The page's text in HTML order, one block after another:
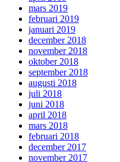
mars 2019
februari 2019
januari 2019
december 2018
november 2018
oktober 2018
september 2018
augusti 2018
juli 2018
juni 2018
april 2018
mars 2018
februari 2018
december 2017
november 2017